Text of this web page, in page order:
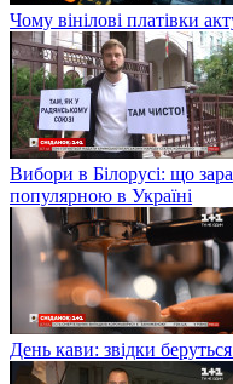
Чому вінілові платівки
Вибори в Білорусі: що
популярною в Україні
День кави: звідки